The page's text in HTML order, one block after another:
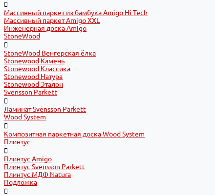
Массивный паркет из бамбука Amigo Hi-Tech
Массивный паркет Amigo XXL
Инженерная доска Amigo
StoneWood
StoneWood Венгерская ёлка
Stonewood Камень
Stonewood Классика
Stonewood Натура
Stonewood Эталон
Svensson Parkett
Ламинат Svensson Parkett
Wood System
Композитная паркетная доска Wood System
Плинтус
Плинтус Amigo
Плинтус Svensson Parkett
Плинтус МДФ Natura
Подложка